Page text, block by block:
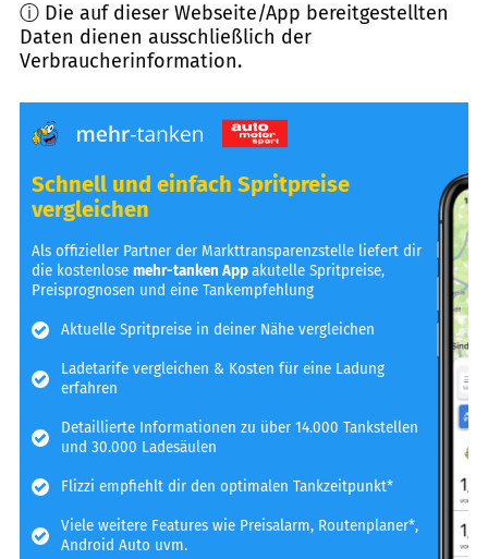
ⓘ Die auf dieser Webseite/App bereitgestellten
Daten dienen ausschließlich der
Verbraucherinformation.
Schnell und einfach Spritpreise
vergleichen
Als offizieller Partner der Markttransparenzstelle liefert dir
die kostenlosemehr-tanken Appakutelle Spritpreise,
Preisprognosen und eine Tankempfehlung
Aktuelle Spritpreise in deiner Nähe vergleichen
Ladetarife vergleichen & Kosten für eine Ladung
erfahren
Detaillierte Informationen zu über 14.000 Tankstellen
und 30.000 Ladesäulen
Flizzi empfiehlt dir den optimalen Tankzeitpunkt*
Viele weitere Features wie Preisalarm, Routenplaner*,
Android Auto uvm.